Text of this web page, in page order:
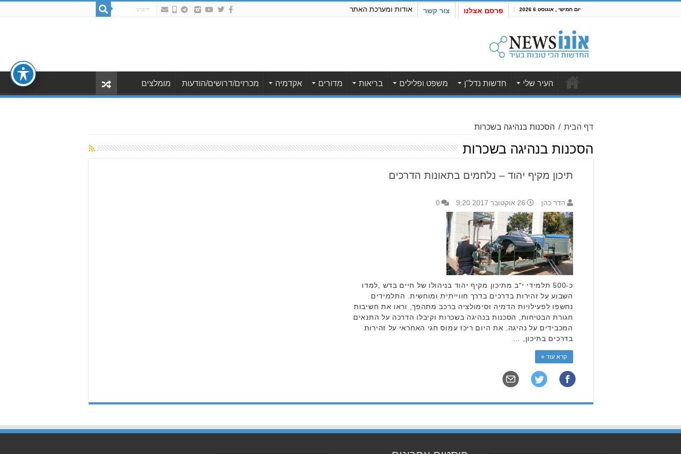
יום חמישי , אוגוסט 6 2026 פרסם אצלנו צור קשר אודות ומערכת האתר
העיר שלי חדשות נדל"ן משפט ופלילים בריאות מדורים אקדמיה מכרזים/דרושים/הודעות מומלצים
דף הבית / הסכנות בנהיגה בשכרות
הסכנות בנהיגה בשכרות
תיכון מקיף יהוד – נלחמים בתאונות הדרכים
הדר כהן 26 אוקטובר 2017 9:20 0
כ-500 תלמידי י"ב מתיכון מקיף יהוד בניהולו של חיים בדש ,למדו
השבוע על זהירות בדרכים בדרך חווייתית ומוחשית. התלמידים
נחשפו לפעילויות הדמיה וסימולציה ברכב מתהפך, וראו את חשיבות
חגורת הבטיחות, הסכנות בנהיגה בשכרות וקיבלו הדרכה על התנאים
המכבידים על נהיגה. את היום ריכז עמוס חגי האחראי על זהירות
בדרכים בתיכון, …
קרא עוד »